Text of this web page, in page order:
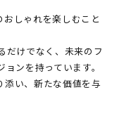
おしゃれを楽しむこと
だけでなく、未来のフ
ンを持っています。
添い、新たな価値を与